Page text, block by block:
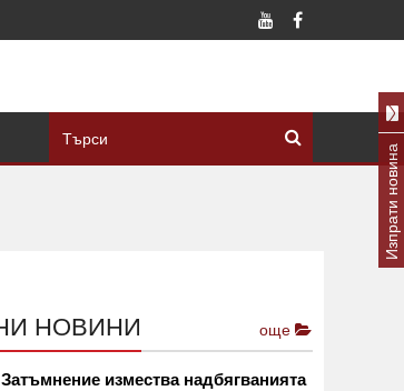
НОВИНИ още
Затъмнение измества надбягванията
Изпрати новина